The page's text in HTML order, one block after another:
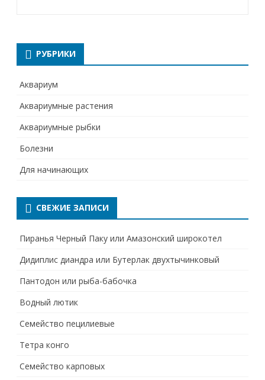
РУБРИКИ
Аквариум
Аквариумные растения
Аквариумные рыбки
Болезни
Для начинающих
СВЕЖИЕ ЗАПИСИ
Пиранья Черный Паку или Амазонский широкотел
Дидиплис диандра или Бутерлак двухтычинковый
Пантодон или рыба-бабочка
Водный лютик
Семейство пецилиевые
Тетра конго
Семейство карповых